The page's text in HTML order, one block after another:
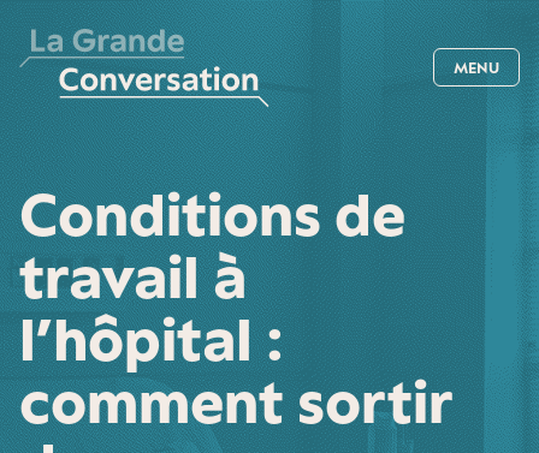
MENU
Conditions de
travail à
l’hôpital :
comment sortir